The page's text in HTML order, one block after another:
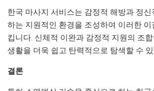
한국 마사지 서비스는 감정적 해방과 정신
하는 지원적인 환경을 조성하여 이러한 이
킵니다. 신체적 이완과 감정적 지원의 조
생활을 더욱 쉽고 탄력적으로 탐색할 수
결론